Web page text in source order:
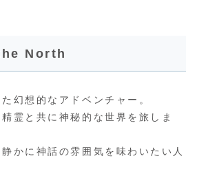
North
幻想的なアドベンチャー。
霊と共に神秘的な世界を旅しま
かに神話の雰囲気を味わいたい人